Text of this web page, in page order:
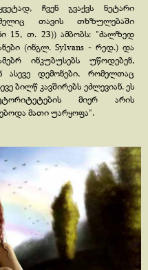
ჩვენ გვაქვს ნეტარი
თავის თხზულებაში
15, თ. 23)) ამბობს: "ძალზედ
(ინგლ. Sylvans - რედ.) და
ინკუბუსებს უწოდებენ,
ასევე დემონები, რომელთაც
ბილწ კავშირებს ეძლევიან. ეს
მიერ არის
მათი უარყოფა".